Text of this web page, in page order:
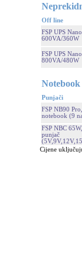
Off line
FSP UPS
600VA/360W
FSP UPS
800VA/480W
Punjači
FSP NB90
notebook (9
FSP NBC
punjač
Cijene